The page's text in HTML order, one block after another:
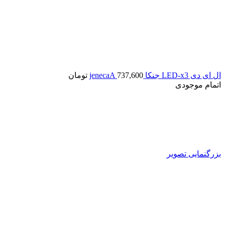
ال ای دی LED-x3 جنکا jenecaA 737,600
تومان
اتمام موجودی
بزرگنمایی تصویر